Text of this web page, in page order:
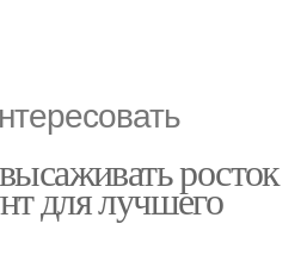
росток
для лучшего